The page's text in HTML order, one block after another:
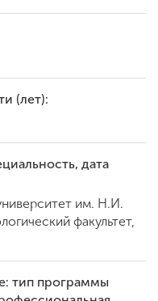
(лет):
дата
им. Н.И.
факультет,
тип программы